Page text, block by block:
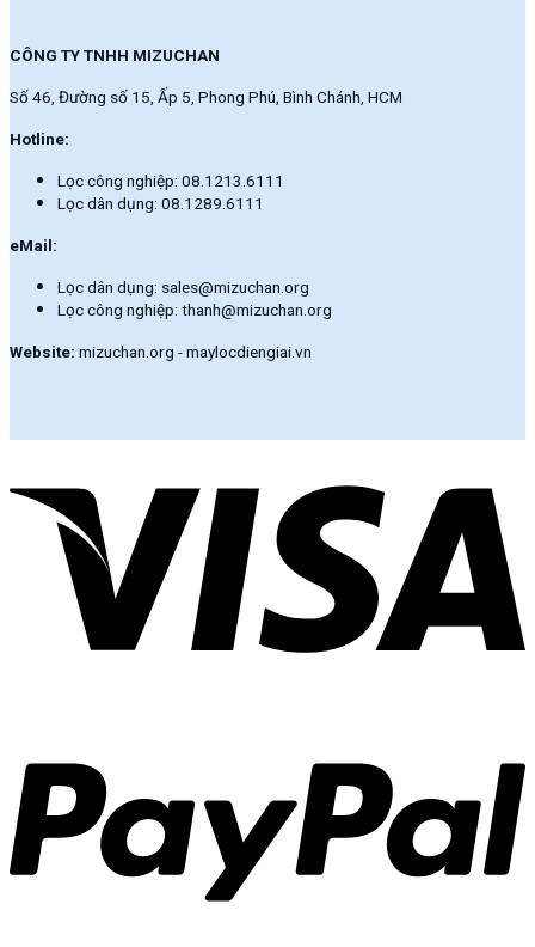
CÔNG TY TNHH MIZUCHAN
Số 46, Đường số 15, Ấp 5, Phong Phú, Bình Chánh, HCM
Hotline:
Lọc công nghiệp: 08.1213.6111
Lọc dân dụng: 08.1289.6111
eMail:
Lọc dân dụng: sales@mizuchan.org
Lọc công nghiệp: thanh@mizuchan.org
Website: mizuchan.org - maylocdiengiai.vn